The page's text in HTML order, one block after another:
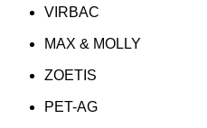
VIRBAC
MAX & MOLLY
ZOETIS
PET-AG